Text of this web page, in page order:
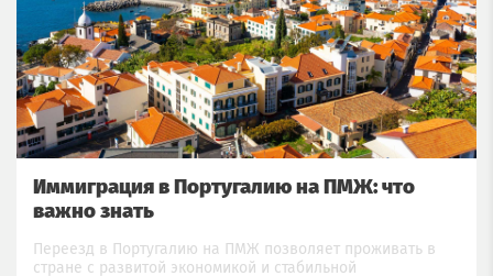
Иммиграция в Португалию на ПМЖ: что
важно знать
Переезд в Португалию на ПМЖ позволяет проживать в
стране с развитой экономикой и стабильной